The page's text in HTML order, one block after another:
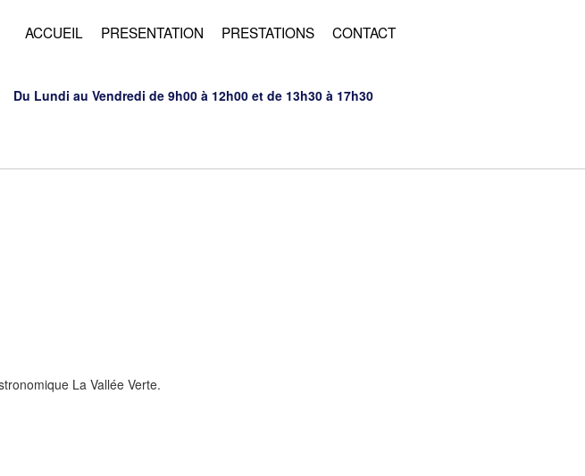
ACCUEIL PRESENTATION PRESTATIONS CONTACT
Du Lundi au Vendredi de 9h00 à 12h00 et de 13h30 à 17h30
La Vallée Verte.